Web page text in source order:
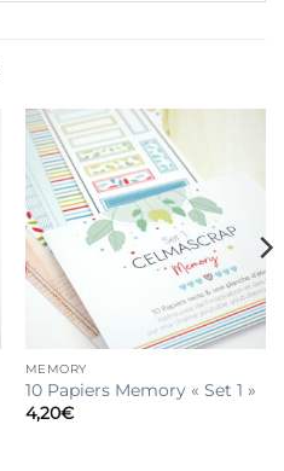
MEMORY
10 Papiers Memory « Set 1 »
4,20€